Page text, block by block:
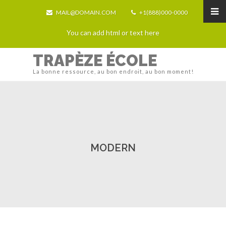
MAIL@DOMAIN.COM +1(888)000-0000
You can add html or text here
TRAPÈZE ÉCOLE
La bonne ressource, au bon endroit, au bon moment!
MODERN